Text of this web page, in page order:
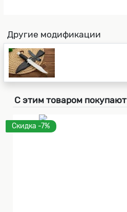
Другие модификации
С этим товаром покупают
Скидка -7%